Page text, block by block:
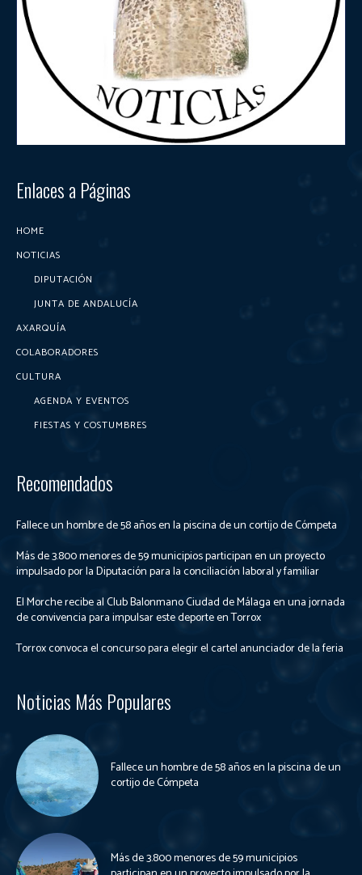
Enlaces a Páginas
HOME
NOTICIAS
DIPUTACIÓN
JUNTA DE ANDALUCÍA
AXARQUÍA
COLABORADORES
CULTURA
AGENDA Y EVENTOS
FIESTAS Y COSTUMBRES
Recomendados
Fallece un hombre de 58 años en la piscina de un cortijo de Cómpeta
Más de 3.800 menores de 59 municipios participan en un proyecto
impulsado por la Diputación para la conciliación laboral y familiar
El Morche recibe al Club Balonmano Ciudad de Málaga en una jornada
de convivencia para impulsar este deporte en Torrox
Torrox convoca el concurso para elegir el cartel anunciador de la feria
Noticias Más Populares
Fallece un hombre de 58 años en la piscina de un
cortijo de Cómpeta
Más de 3.800 menores de 59 municipios